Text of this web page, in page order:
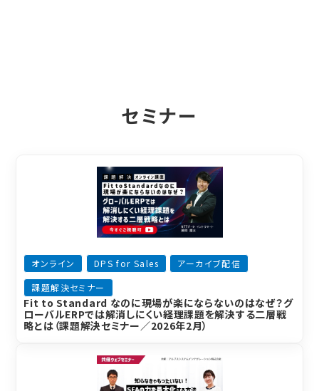
セミナー
オンライン DPS for Sales
アーカイブ配信
課題解決セミナー
Fit to Standard なのに現場が楽にならないのはなぜ？グ
ローバルERPでは解消しにくい経理課題を解決する二層戦
略とは（課題解決セミナー／2026年2月）